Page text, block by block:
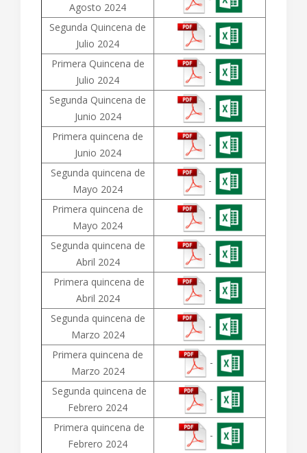
Agosto 2024
Segunda Quincena de
Julio 2024
-
Primera Quincena de
Julio 2024
-
Segunda Quincena de
Junio 2024
-
Primera quincena de
Junio 2024
-
Segunda quincena de
Mayo 2024
-
Primera quincena de
Mayo 2024
-
Segunda quincena de
Abril 2024
-
Primera quincena de
Abril 2024
-
Segunda quincena de
Marzo 2024
-
Primera quincena de
Marzo 2024
-
Segunda quincena de
Febrero 2024
-
Primera quincena de
Febrero 2024
-